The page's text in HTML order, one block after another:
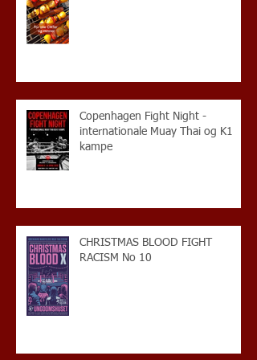
Copenhagen Fight Night -
internationale Muay Thai og K1
kampe
CHRISTMAS BLOOD FIGHT
RACISM No 10